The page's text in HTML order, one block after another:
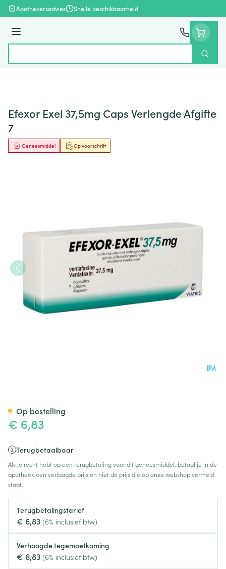
Ga naar de inhoud
Apothekersadvies Snelle beschikbaarheid
Menu
Zoek
Efexor Exel 37,5mg Caps Verlengde Afgifte
7
Op voorschrift
Geneesmiddel
€ 6,83
Terugbetaalbaar
Als je recht hebt op een terugbetaling voor dit geneesmiddel, betaal je in de
apotheek een verlaagde prijs en niet de prijs die op onze webshop vermeld
staat.
Terugbetalingstarief
€ 6,83 (6% inclusief btw)
Verhoogde tegemoetkoming
€ 6,83 (6% inclusief btw)
Op bestelling